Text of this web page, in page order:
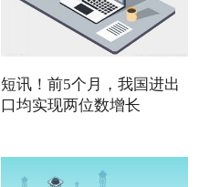
短讯！前5个月，我国进出
口均实现两位数增长